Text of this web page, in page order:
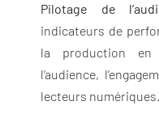
Pilotage de
indicateurs de
la production
l’audience,
lecteurs numériques.